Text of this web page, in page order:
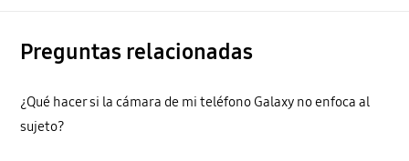
Preguntas relacionadas
¿Qué hacer si la cámara de mi teléfono Galaxy no enfoca al
sujeto?